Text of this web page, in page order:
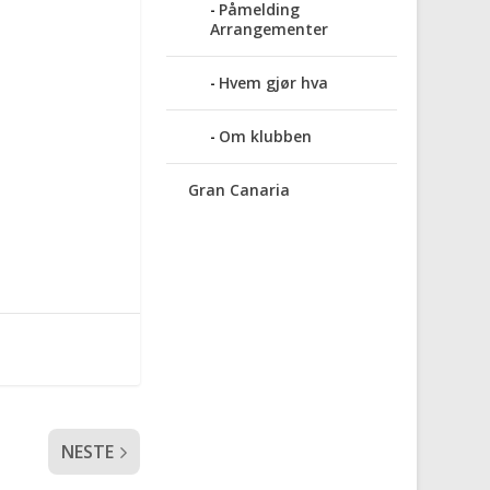
NESTE
Påmelding
Arrangementer
Hvem gjør hva
Om klubben
Gran Canaria